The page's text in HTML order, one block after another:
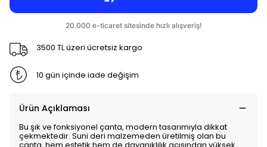
3500 TL üzeri ücretsiz kargo
10 gün içinde iade değişim
Ürün Açıklaması
Bu şık ve fonksiyonel çanta, modern tasarımıyla dikkat
çekmektedir. Suni deri malzemeden üretilmiş olan bu